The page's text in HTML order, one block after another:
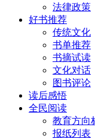
法律政策
好书推荐
传统文化
书单推荐
书摘试读
文化对话
图书评论
读后感悟
全民阅读
教育方向
报纸列表